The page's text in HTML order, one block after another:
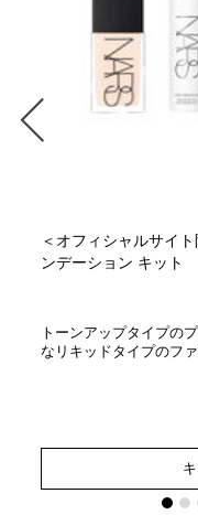
＜オフィシャルサイ
ンデーション キット
トーンアップタイプの
なリキッドタイプのフ